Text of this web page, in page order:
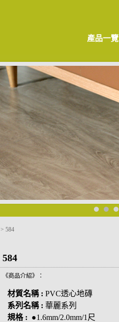
產品一覽
> 584
584
《商品介紹》：
材質名稱 : PVC透心地磚
系列名稱 : 華麗系列
規格 : ●1.6mm/2.0mm/1尺